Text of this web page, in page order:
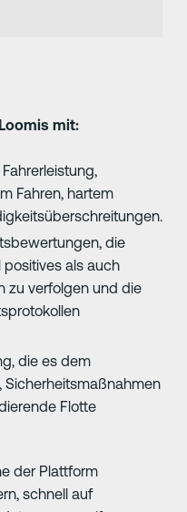
mit:
Fahren, hartem
die
als auch
zu verfolgen und die
die es dem
Sicherheitsmaßnahmen
Flotte
der Plattform
schnell auf